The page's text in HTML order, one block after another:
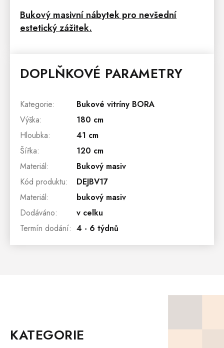
Bukový masivní nábytek pro nevšední
estetický zážitek.
DOPLŇKOVÉ PARAMETRY
Kategorie:
Bukové vitríny BORA
Výška:
180 cm
Hloubka:
41 cm
Šířka:
120 cm
Materiál:
Bukový masiv
Kód produktu:
DEJBV17
Materiál:
bukový masiv
Dodáváno:
v celku
Termín dodání: 4 - 6 týdnů
KATEGORIE